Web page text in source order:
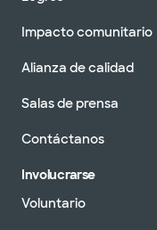
Impacto comunitario
Alianza de calidad
Salas de prensa
Contáctanos
Involucrarse
Voluntario